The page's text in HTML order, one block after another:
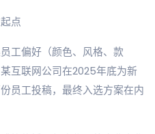
点
工偏好（颜色、风格、款
互联网公司在2025年底为新
员工投稿，最终入选方案在内